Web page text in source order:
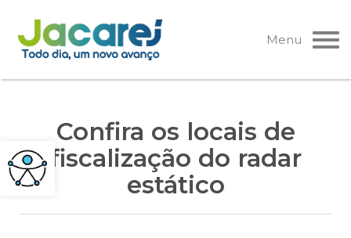
Pular
para
o
Menu
Confira os locais de
fiscalização do radar
estático